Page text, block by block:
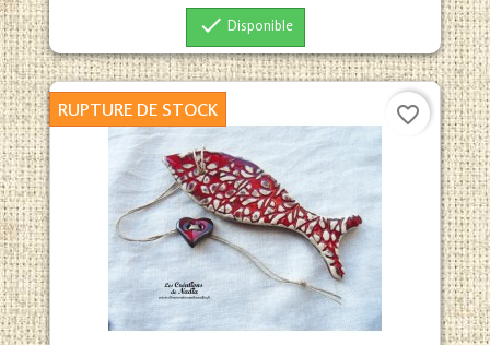
 Disponible
RUPTURE DE STOCK favorite_border